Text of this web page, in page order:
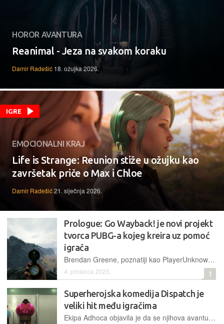
HOROR AVANTURA
Reanimal - Jeza na svakom koraku
Damir Radešić 18. ožujka 2026.
IGRE
EMOCIONALNI KRAJ
Life is Strange: Reunion stiže u ožujku kao
završetak priče o Max i Chloe
Damir Radešić21. siječnja 2026.
Prologue: Go Wayback! je novi projekt
tvorca PUBG-a kojeg kreira uz pomoć
igrača
Brendan Greene, poznatiji kao PlayerUnknown, krajem prošlog mjeseca pokrenuo je early access za svoj novi survival Prologue: Go Wayback!, kojeg oblikuje prema povratnim informacijama zajednice
4. prosinca 2025. 1
Superherojska komedija Dispatch je
veliki hit među igračima
Ekipa Adhoca objavila je da se njihova avantura Dispatch, nalik na najbolje Telltaleove uratke, u prvih deset dana prodala u više od milijun primjeraka